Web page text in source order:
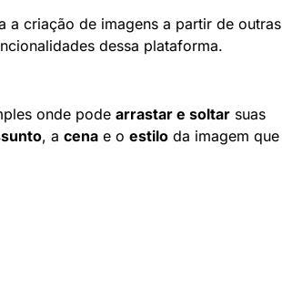
a criação de imagens a partir de outras
dessa plataforma.
onde pode arrastar e soltar suas
, a cena e o estilo da imagem que